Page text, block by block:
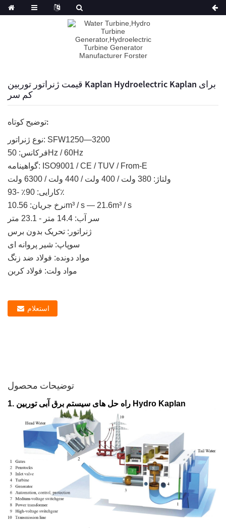
قیمت ژنراتور توربین Kaplan Hydroelectric Kaplan برای
کم سر
توضیح کوتاه:
نوع ژنراتور: SFW1250—3200
فرکانس: 50Hz / 60Hz
گواهینامه: ISO9001 / CE / TUV / From-E
ولتاژ: 380 ولت / 400 ولت / 440 ولت / 6300 ولت
کارایی: 90٪ -93٪
نرخ جریان: 10.56m³ / s — 21.6m³ / s
سر آب: 14.4 متر - 23.1 متر
ژنراتور: تحریک بدون برس
سوپاپ: شیر پروانه ای
مواد دونده: فولاد ضد زنگ
مواد ولت: فولاد کربن
استعلام
توضیحات محصول
1. راه حل های سیستم برق آبی توربین Hydro Kaplan